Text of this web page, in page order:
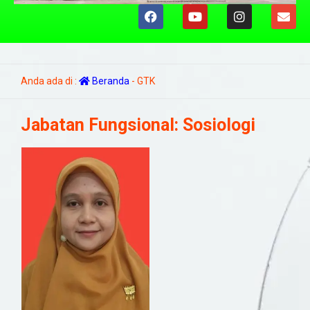
Anda ada di : Beranda - GTK
Jabatan Fungsional: Sosiologi